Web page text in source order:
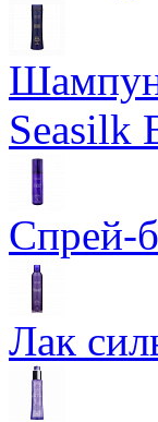
Seasilk
Спрей-
Лак